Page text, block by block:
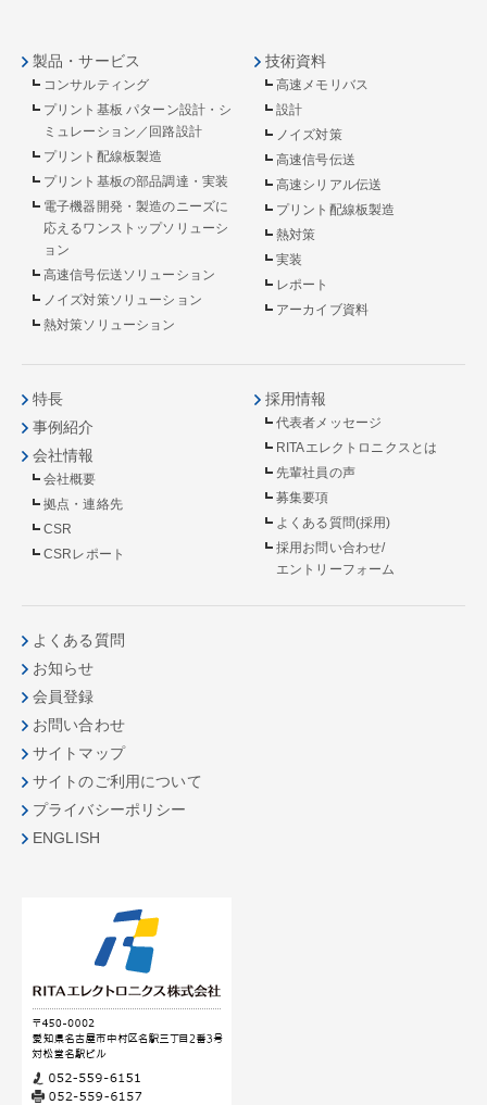
製品・サービス
コンサルティング
プリント基板 パターン設計・シ
ミュレーション／回路設計
プリント配線板製造
プリント基板の部品調達・実装
電子機器開発・製造のニーズに
応えるワンストップソリューシ
ョン
高速信号伝送ソリューション
ノイズ対策ソリューション
熱対策ソリューション
技術資料
高速メモリバス
設計
ノイズ対策
高速信号伝送
高速シリアル伝送
プリント配線板製造
熱対策
実装
レポート
アーカイブ資料
特長
事例紹介
会社情報
会社概要
拠点・連絡先
CSR
CSRレポート
採用情報
代表者メッセージ
RITAエレクトロニクスとは
先輩社員の声
募集要項
よくある質問(採用)
採用お問い合わせ/
エントリーフォーム
よくある質問
お知らせ
会員登録
お問い合わせ
サイトマップ
サイトのご利用について
プライバシーポリシー
ENGLISH